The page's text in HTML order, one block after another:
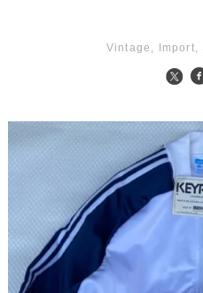
Vintage, Import,